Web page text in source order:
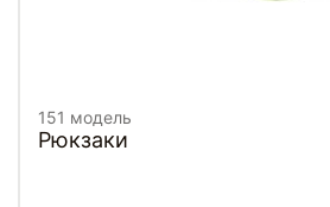
151 модель
Рюкзаки